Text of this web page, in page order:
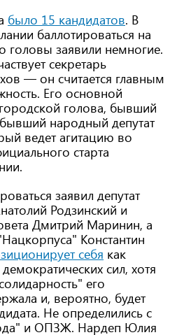
было 15 кандидатов. В
баллотироваться на
головы заявили немногие.
секретарь
— он считается главным
Его основной
голова, бывший
народный депутат
ведет агитацию во
старта
заявил депутат
Родзинский и
Дмитрий Маринин, а
Константин
себя как
сил, хотя
его
и, вероятно, будет
Не определились с
и ОПЗЖ. Нардеп Юлия